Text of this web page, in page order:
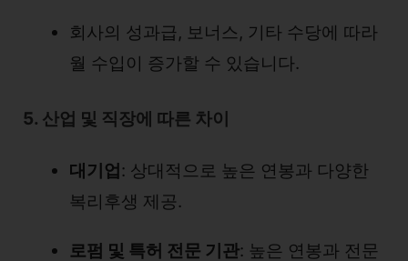
회사의 성과급, 보너스, 기타 수당에 따라
월 수입이 증가할 수 있습니다.
5. 산업 및 직장에 따른 차이
대기업 : 상대적으로 높은 연봉과 다양한
복리후생 제공.
로펌 및 특허 전문 기관: 높은 연봉과 전문